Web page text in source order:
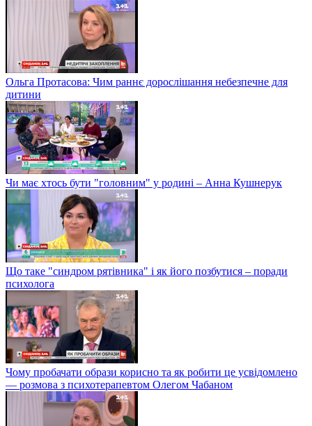
Ольга Протасова: Чим раннє дорослішання небезпечне для
дитини
Чи має хтось бути "головним" у родині – Анна Кушнерук
Що таке "синдром рятівника" і як його позбутися – поради
психолога
Чому пробачати образи корисно та як робити це усвідомлено
— розмова з психотерапевтом Олегом Чабаном